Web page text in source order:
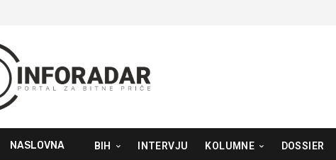
NASLOVNA BIH INTERVJU KOLUMNE DOSSIER